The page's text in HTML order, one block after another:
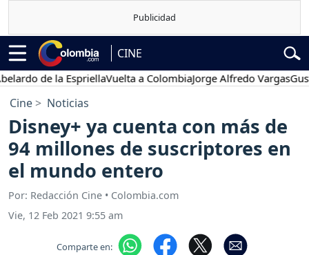
CINE
de la EspriellaVuelta a ColombiaJorge Alfredo VargasGustavo
Cine Noticias
Disney+ ya cuenta con más de
94 millones de suscriptores en
el mundo entero
Por: Redacción Cine • Colombia.com
Vie, 12 Feb 2021 9:55 am
Comparte en: